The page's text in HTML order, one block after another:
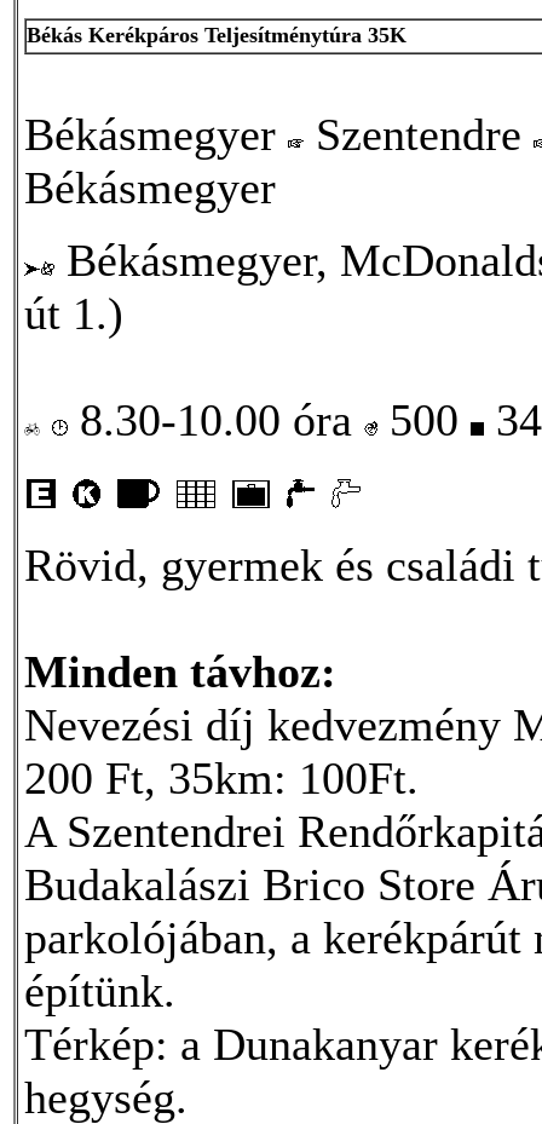
Békás Kerékpáros Teljesítménytúra 35K
Békásmegyer
Szentendre
Békásmegyer
Békásmegyer,
út 1.)
8.30-10.00 óra 500
Rövid, gyermek és családi
Minden távhoz:
Nevezési díj kedvezmény
200 Ft, 35km: 100Ft.
A Szentendrei
Budakalászi Brico Store
parkolójában, a
építünk.
Térkép: a Dunakanyar
hegység.